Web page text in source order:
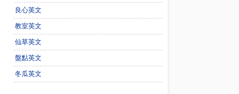
良心英文
教室英文
仙草英文
盤點英文
冬瓜英文